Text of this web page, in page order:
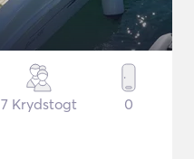
7 Krydstogt 0